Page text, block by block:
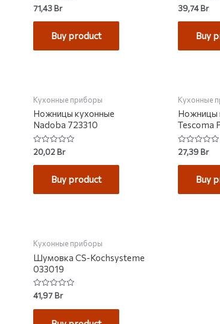
Rated
0
out
71,43Br
Buy product
Rated
0
out
39,74Br
Buy
Кухонные приборы
Ножницы кухонные
Nadoba 723310
Rated
0
out
20,02Br
Buy product
Кухонные
Ножницы
Tescoma
Rated
0
out
27,39Br
Buy
Кухонные приборы
Шумовка CS-Kochsysteme
033019
Rated
0
out
41,97Br